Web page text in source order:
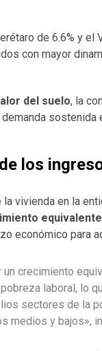
de 6.6% y el
con mayor
del suelo, la
sostenida
los
vivienda en la
económico para
un crecimiento
laboral, lo
sectores de la
medios y bajos»,